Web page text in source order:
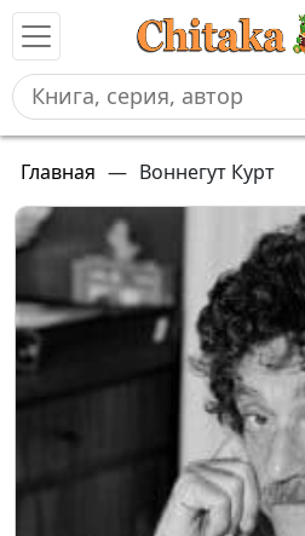
Главная — Воннегут Курт